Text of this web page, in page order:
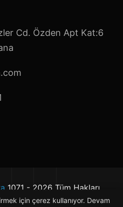
Cd. Özden Apt Kat:6
1071 - 2026 Tüm Hakları
için çerez kullanıyor. Devam